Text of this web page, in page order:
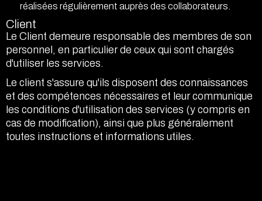
réalisées régulièrement auprès des collaborateurs.
Client
Le Client demeure responsable des membres de son
personnel, en particulier de ceux qui sont chargés
d'utiliser les services.
Le client s'assure qu'ils disposent des connaissances
et des compétences nécessaires et leur communique
les conditions d'utilisation des services (y compris en
cas de modification), ainsi que plus généralement
toutes instructions et informations utiles.